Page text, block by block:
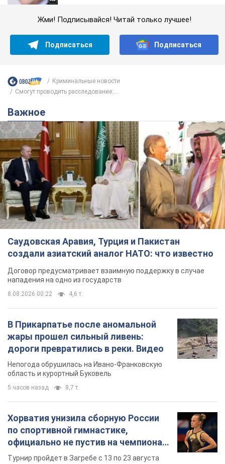
Жми! Подписывайся! Читай только лучшее!
Подписаться Подписаться
Криминальные новости
Смогут проводить расследование:...
Важное
Саудовская Аравия, Турция и Пакистан
создали азиатский аналог НАТО: что известно
Договор предусматривает взаимную поддержку в случае
нападения на одно из государств
8.08.2026 00:22 4,6 т.
В Прикарпатье после аномальной
жары прошел сильный ливень:
дороги превратились в реки. Видео
Непогода обрушилась на Ивано-Франковскую
область и курортный Буковель
5 часов назад 8,7 т.
Хорватия унизила сборную России
по спортивной гимнастике,
официально не пустив на чемпионат
Европы основных спортсменов
Турнир пройдет в Загребе с 13 по 23 августа